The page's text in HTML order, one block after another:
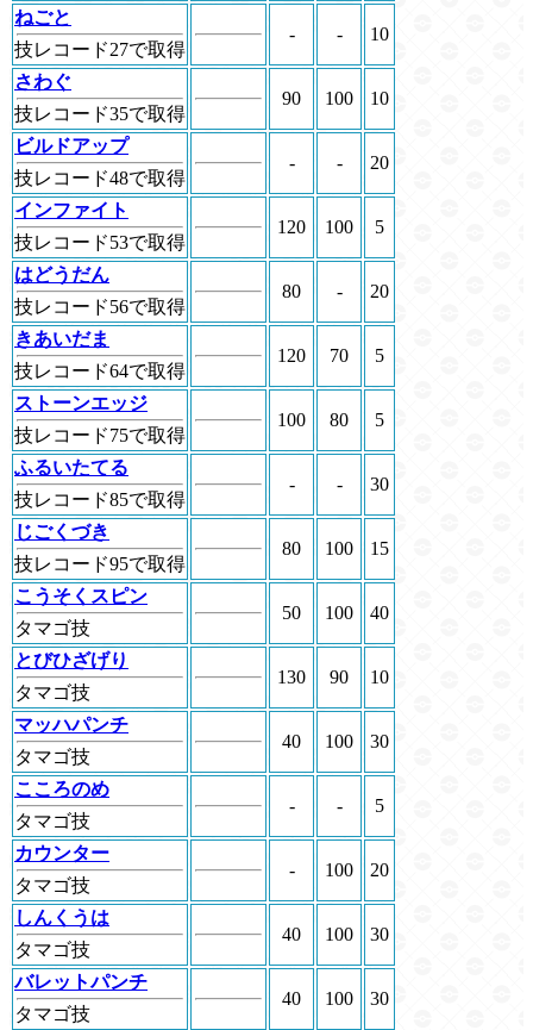
ねごと
技レコード27で取得
- - 10
さわぐ
技レコード35で取得
90 100 10
ビルドアップ
技レコード48で取得
- - 20
インファイト
技レコード53で取得
120 100 5
はどうだん
技レコード56で取得
80 - 20
きあいだま
技レコード64で取得
120 70 5
ストーンエッジ
技レコード75で取得
100 80 5
ふるいたてる
技レコード85で取得
- - 30
じごくづき
技レコード95で取得
80 100 15
こうそくスピン
タマゴ技
50 100 40
とびひざげり
タマゴ技
130 90 10
マッハパンチ
タマゴ技
40 100 30
こころのめ
タマゴ技
- - 5
カウンター
タマゴ技
- 100 20
しんくうは
タマゴ技
40 100 30
バレットパンチ
タマゴ技
40 100 30